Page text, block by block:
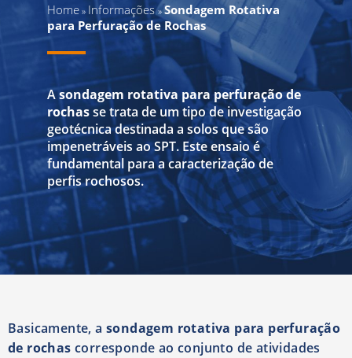
Home» Informações »Sondagem Rotativa
para Perfuração de Rochas
Asondagem rotativa para perfuração de
rochasse trata de um tipo de investigação
geotécnica destinada a solos que são
impenetráveis ao SPT. Este ensaio é
fundamental para a caracterização de
perfis rochosos.
Basicamente, a sondagem rotativa para perfuração
de rochas corresponde ao conjunto de atividades